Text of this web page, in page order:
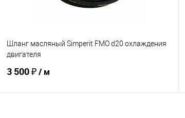
Шланг масляный Simperit FMO d20 охлаждения
двигателя
3 500 ₽/ м